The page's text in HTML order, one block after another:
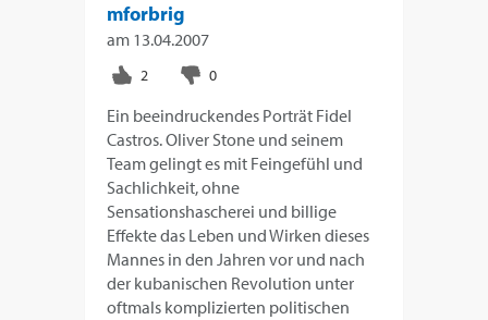
mforbrig
am 13.04.2007
Ein beeindruckendes Porträt Fidel
Castros. Oliver Stone und seinem
Team gelingt es mit Feingefühl und
Sachlichkeit, ohne
Sensationshascherei und billige
Effekte das Leben und Wirken dieses
Mannes in den Jahren vor und nach
der kubanischen Revolution unter
oftmals komplizierten politischen